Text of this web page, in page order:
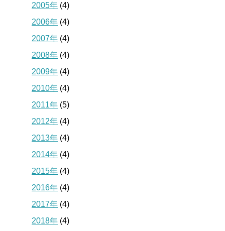
2005年 (4)
2006年 (4)
2007年 (4)
2008年 (4)
2009年 (4)
2010年 (4)
2011年 (5)
2012年 (4)
2013年 (4)
2014年 (4)
2015年 (4)
2016年 (4)
2017年 (4)
2018年 (4)